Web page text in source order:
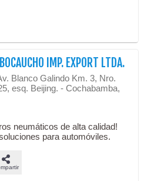
IMP. EXPORT LTDA.
Blanco Galindo Km. 3, Nro.
esq. Beijing. - Cochabamba,
neumáticos de alta calidad!
para automóviles.